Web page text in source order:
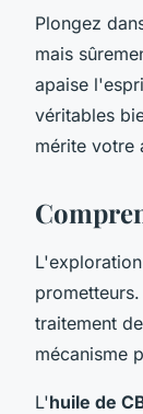
Plongez
mais
apaise
véritables
mérite votre
traitement
mécanisme
L'huile de